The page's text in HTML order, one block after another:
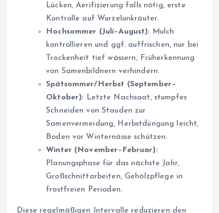
Lücken, Aerifizierung falls nötig, erste
Kontrolle auf Wurzelunkräuter.
Hochsommer (Juli–August):
Mulch
kontrollieren und ggf. auffrischen, nur bei
Trockenheit tief wässern, Früherkennung
von Samenbildnern verhindern.
Spätsommer/Herbst (September–
Oktober): Letzte Nachsaat, stumpfes
Schneiden von Stauden zur
Samenvermeidung, Herbstdüngung leicht,
Boden vor Winternässe schützen.
Winter (November–Februar):
Planungsphase für das nächste Jahr,
Großschnittarbeiten, Gehölzpflege in
frostfreien Perioden.
Diese regelmäßigen Intervalle reduzieren den